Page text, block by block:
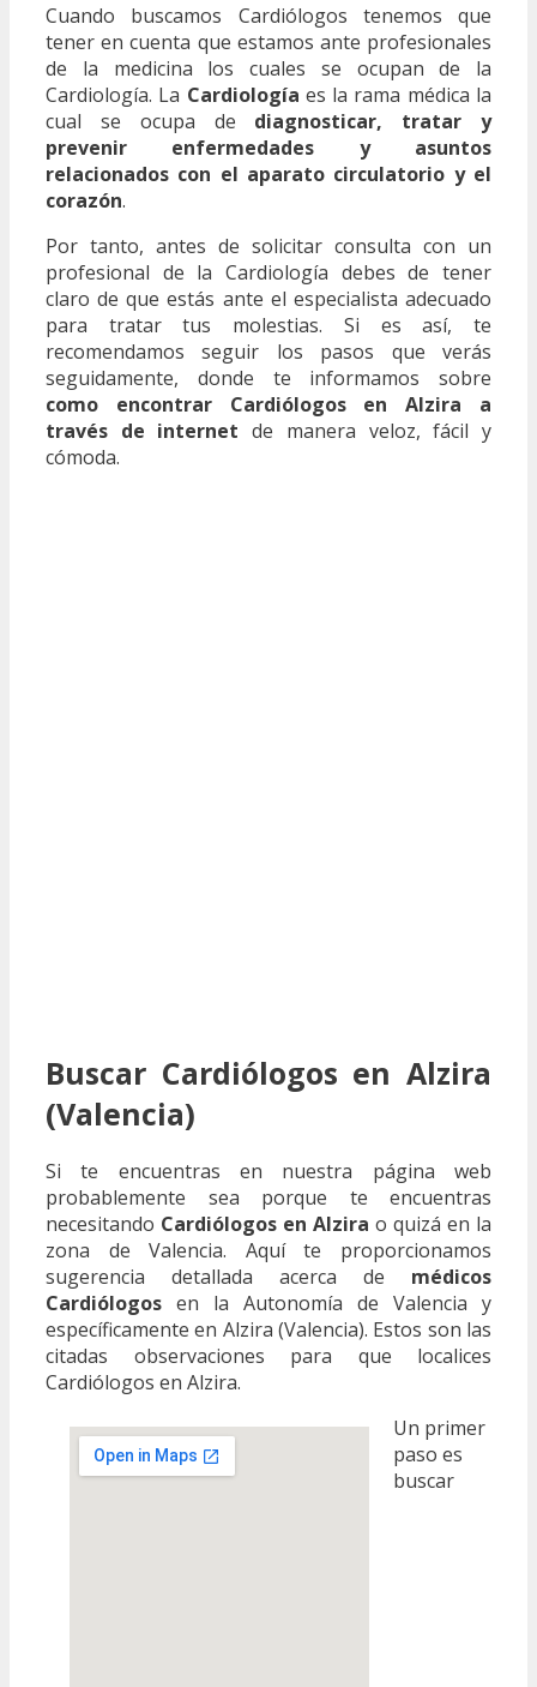
Cuando buscamos Cardiólogos tenemos que
tener en cuenta que estamos ante profesionales
de la medicina los cuales se ocupan de la
Cardiología. La Cardiología es la rama médica la
cual se ocupa de diagnosticar, tratar y
prevenir enfermedades y asuntos
relacionados con el aparato circulatorio y el
corazón.
Por tanto, antes de solicitar consulta con un
profesional de la Cardiología debes de tener
claro de que estás ante el especialista adecuado
para tratar tus molestias. Si es así, te
recomendamos seguir los pasos que verás
seguidamente, donde te informamos sobre
como encontrar Cardiólogos en Alzira a
través de internet de manera veloz, fácil y
cómoda.
Buscar Cardiólogos en Alzira
(Valencia)
Si te encuentras en nuestra página web
probablemente sea porque te encuentras
necesitando Cardiólogos en Alzira o quizá en la
zona de Valencia. Aquí te proporcionamos
sugerencia detallada acerca de médicos
Cardiólogos en la Autonomía de Valencia y
específicamente en Alzira (Valencia). Estos son las
citadas observaciones para que localices
Cardiólogos en Alzira.
Un primer
paso es
buscar